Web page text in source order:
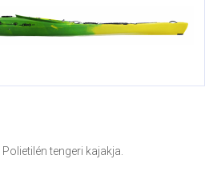
tengeri kajakja.